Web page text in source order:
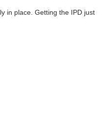
in place. Getting the IPD just